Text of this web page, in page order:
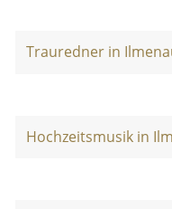
Trauredner in
Hochzeitsmusik in